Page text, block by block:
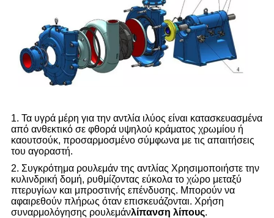
1. Τα υγρά μέρη για την αντλία ιλύος είναι κατασκευασμένα
από ανθεκτικό σε φθορά υψηλού κράματος χρωμίου ή
καουτσούκ, προσαρμοσμένο σύμφωνα με τις απαιτήσεις
του αγοραστή.
2. Συγκρότημα ρουλεμάν της αντλίας Χρησιμοποιήστε την
κυλινδρική δομή, ρυθμίζοντας εύκολα το χώρο μεταξύ
πτερυγίων και μπροστινής επένδυσης. Μπορούν να
αφαιρεθούν πλήρως όταν επισκευάζονται. Χρήση
συναρμολόγησης ρουλεμάνλίπανση λίπους.